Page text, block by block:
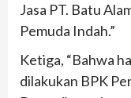
Jasa PT. Batu
Pemuda Indah.”
Ketiga, “Bahwa
dilakukan BPK